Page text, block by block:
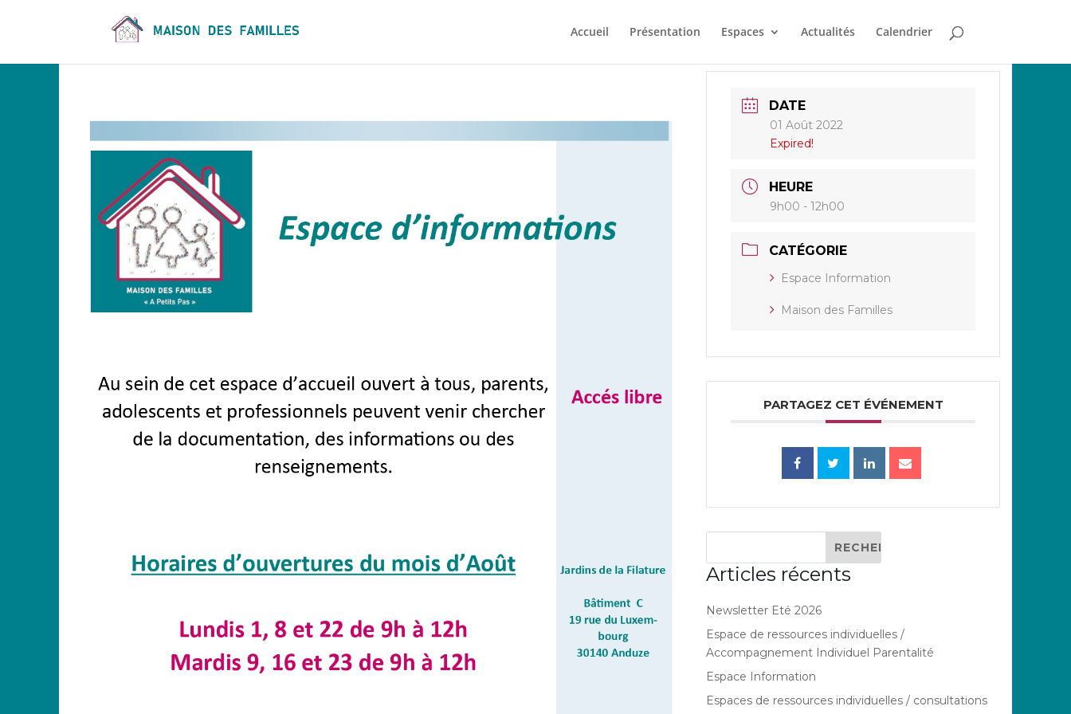
Accueil Présentation Espaces Actualités Calendrier
DATE
01 Août 2022
Expired!
HEURE
9h00 - 12h00
CATÉGORIE
Espace Information
Maison des Familles
PARTAGEZ CET ÉVÉNEMENT
Articles récents
Newsletter Eté 2026
Espace de ressources individuelles /
Accompagnement Individuel Parentalité
Espace Information
Espaces de ressources individuelles / consultations